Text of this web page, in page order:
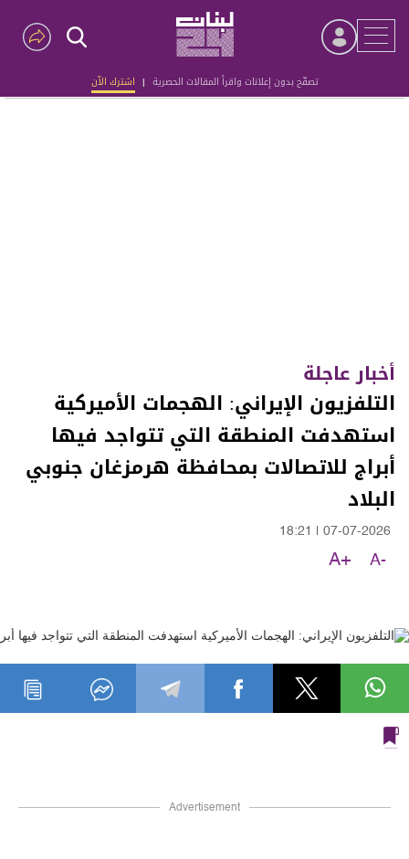
تصفّح بدون إعلانات واقرأ المقالات الحصرية | اشترك الآن
Advertisement
أخبار عاجلة
التلفزيون الإيراني: الهجمات الأميركية
استهدفت المنطقة التي تتواجد فيها
أبراج للاتصالات بمحافظة هرمزغان جنوبي
البلاد
07-07-2026
18:21
A-
A+
Advertisement